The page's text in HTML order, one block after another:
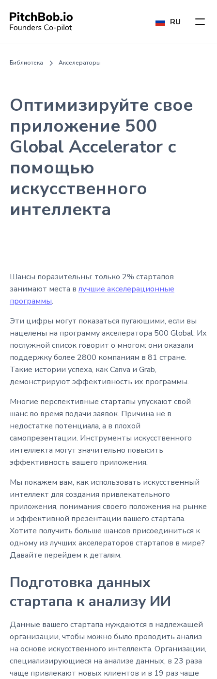
RU
Библиотека Акселераторы
Оптимизируйте свое
приложение 500
Global Accelerator с
помощью
искусственного
интеллекта
Шансы поразительны: только 2% стартапов
занимают места в лучшие акселерационные
программы.
Эти цифры могут показаться пугающими, если вы
нацелены на программу акселератора 500 Global. Их
послужной список говорит о многом: они оказали
поддержку более 2800 компаниям в 81 стране.
Такие истории успеха, как Canva и Grab,
демонстрируют эффективность их программы.
Многие перспективные стартапы упускают свой
шанс во время подачи заявок. Причина не в
недостатке потенциала, а в плохой
самопрезентации. Инструменты искусственного
интеллекта могут значительно повысить
эффективность вашего приложения.
Мы покажем вам, как использовать искусственный
интеллект для создания привлекательного
приложения, понимания своего положения на рынке
и эффективной презентации вашего стартапа.
Хотите получить больше шансов присоединиться к
одному из лучших акселераторов стартапов в мире?
Давайте перейдем к деталям.
Подготовка данных
стартапа к анализу ИИ
Данные вашего стартапа нуждаются в надлежащей
организации, чтобы можно было проводить анализ
на основе искусственного интеллекта. Организации,
специализирующиеся на анализе данных, в 23 раза
чаще привлекают новых клиентов и в 19 раз чаще